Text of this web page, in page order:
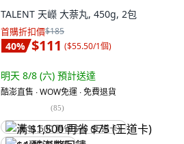
TALENT 天嶸 大萘丸, 450g, 2包
首購折扣價$185
40% $111 ($55.50/1個)
明天 8/8 (六) 預計送達
酷澎直售 ∙ WOW免運 ∙ 免費退貨
(85)
满 $1,500 再省 $75 (王道卡)